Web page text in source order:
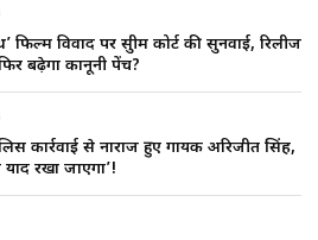
फिल्म विवाद पर सुप्रीम कोर्ट की सुनवाई, रिलीज
बढ़ेगा कानूनी पेंच?
कार्रवाई से नाराज हुए गायक अरिजीत सिंह,
रखा जाएगा’!